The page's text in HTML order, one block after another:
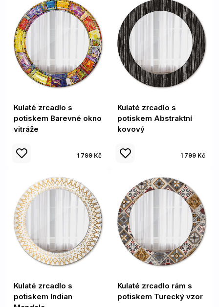
Kulaté zrcadlo s
potiskem Barevné okno
vitráže
1 799 Kč
Kulaté zrcadlo s
potiskem Abstraktní
kovový
1 799 Kč
Kulaté zrcadlo s
potiskem Indian
Kulaté zrcadlo rám s
potiskem Turecký vzor